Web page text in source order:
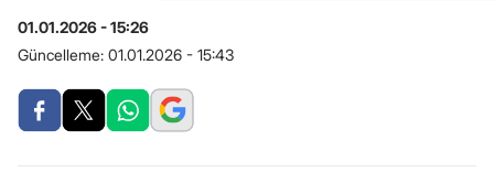
01.01.2026 - 15:26
Güncelleme: 01.01.2026 - 15:43